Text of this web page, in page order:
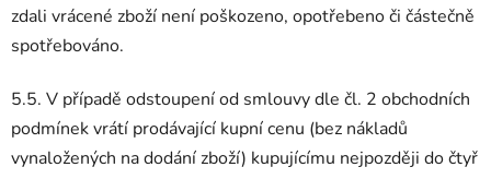
zdali vrácené zboží není poškozeno, opotřebeno či částečně
spotřebováno.
5.5. V případě odstoupení od smlouvy dle čl. 2 obchodních
podmínek vrátí prodávající kupní cenu (bez nákladů
vynaložených na dodání zboží) kupujícímu nejpozději do čtyř